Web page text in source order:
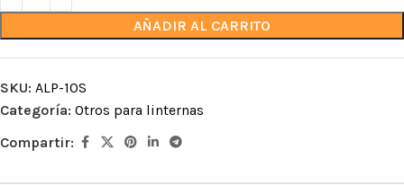
AÑADIR AL CARRITO
SKU: ALP-10S
Categoría: Otros para linternas
Compartir: